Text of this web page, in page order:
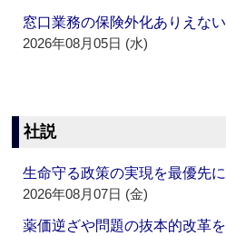
窓口業務の保険外化ありえない
2026年08月05日 (水)
社説
生命守る政策の実現を最優先に
2026年08月07日 (金)
薬価逆ざや問題の抜本的改革を